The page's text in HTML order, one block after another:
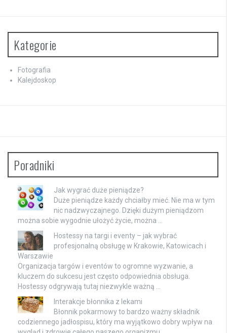
Kategorie
Fotografia
Kalejdoskop
Poradniki
Jak wygrać duże pieniądze?
Duże pieniądze każdy chciałby mieć. Nie ma w tym
nic nadzwyczajnego. Dzięki dużym pieniądzom
można sobie wygodnie ułożyć życie, można …
Hostessy na targi i eventy – jak wybrać
profesjonalną obsługę w Krakowie, Katowicach i
Warszawie
Organizacja targów i eventów to ogromne wyzwanie, a
kluczem do sukcesu jest często odpowiednia obsługa.
Hostessy odgrywają tutaj niezwykle ważną …
Interakcje błonnika z lekami
Błonnik pokarmowy to bardzo ważny składnik
codziennego jadłospisu, który ma wyjątkowo dobry wpływ na